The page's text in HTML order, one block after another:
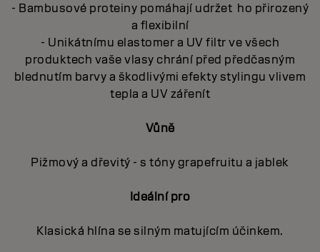
- Bambusové proteiny pomáhají udržet ho přirozený
a flexibilní
- Unikátnímu elastomer a UV filtr ve všech
produktech vaše vlasy chrání před předčasným
blednutím barvy a škodlivými efekty stylingu vlivem
tepla a UV zářenít
Vůně
Pižmový a dřevitý - s tóny grapefruitu a jablek
Ideální pro
Klasická hlína se silným matujícím účinkem.